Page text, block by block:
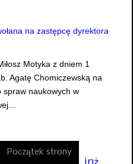
Motyka z dniem 1
Agatę Chomiczewską na
spraw naukowych w
Początek strony